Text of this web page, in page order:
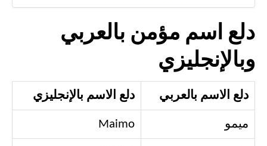
دلع اسم مؤمن بالعربي
وبالإنجليزي
دلع الاسم بالعربي دلع الاسم بالإنجليزي
ميمو Maimo